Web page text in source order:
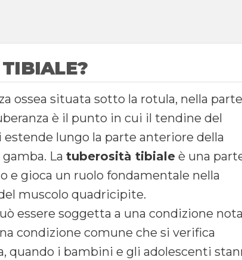
TIBIALE?
ossea situata sotto la rotula, nella parte
è il punto in cui il tendine del
lungo la parte anteriore della
gamba. La tuberosità tibiale è una
e gioca un ruolo fondamentale nella
muscolo quadricipite.
essere soggetta a una condizione nota
condizione comune che si verifica
quando i bambini e gli adolescenti